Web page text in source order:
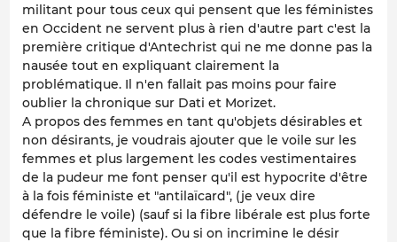
militant pour tous ceux qui pensent que les féministes
en Occident ne servent plus à rien d'autre part c'est la
première critique d'Antechrist qui ne me donne pas la
nausée tout en expliquant clairement la
problématique. Il n'en fallait pas moins pour faire
oublier la chronique sur Dati et Morizet.
A propos des femmes en tant qu'objets désirables et
non désirants, je voudrais ajouter que le voile sur les
femmes et plus largement les codes vestimentaires
de la pudeur me font penser qu'il est hypocrite d'être
à la fois féministe et "antilaïcard", (je veux dire
défendre le voile) (sauf si la fibre libérale est plus forte
que la fibre féministe). Ou si on incrimine le désir